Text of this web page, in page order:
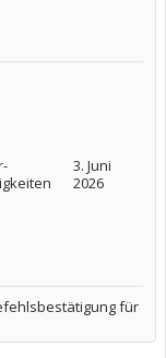
3. Juni
2026
für